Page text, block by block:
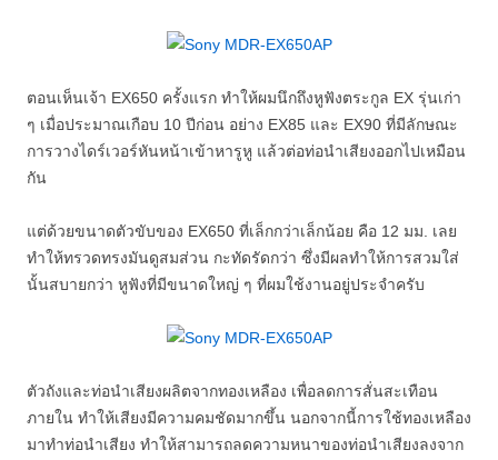
ตอนเห็นเจ้า EX650 ครั้งแรก ทำให้ผมนึกถึงหูฟังตระกูล EX รุ่นเก่า
ๆ เมื่อประมาณเกือบ 10 ปีก่อน อย่าง EX85 และ EX90 ที่มีลักษณะ
การวางไดร์เวอร์หันหน้าเข้าหารูหู แล้วต่อท่อนำเสียงออกไปเหมือน
กัน
แต่ด้วยขนาดตัวขับของ EX650 ที่เล็กกว่าเล็กน้อย คือ 12 มม. เลย
ทำให้ทรวดทรงมันดูสมส่วน กะทัดรัดกว่า ซึ่งมีผลทำให้การสวมใส่
นั้นสบายกว่า หูฟังที่มีขนาดใหญ่ ๆ ที่ผมใช้งานอยู่ประจำครับ
ตัวถังและท่อนำเสียงผลิตจากทองเหลือง เพื่อลดการสั่นสะเทือน
ภายใน ทำให้เสียงมีความคมชัดมากขึ้น นอกจากนี้การใช้ทองเหลือง
มาทำท่อนำเสียง ทำให้สามารถลดความหนาของท่อนำเสียงลงจาก